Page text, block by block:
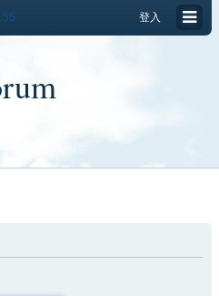
登入